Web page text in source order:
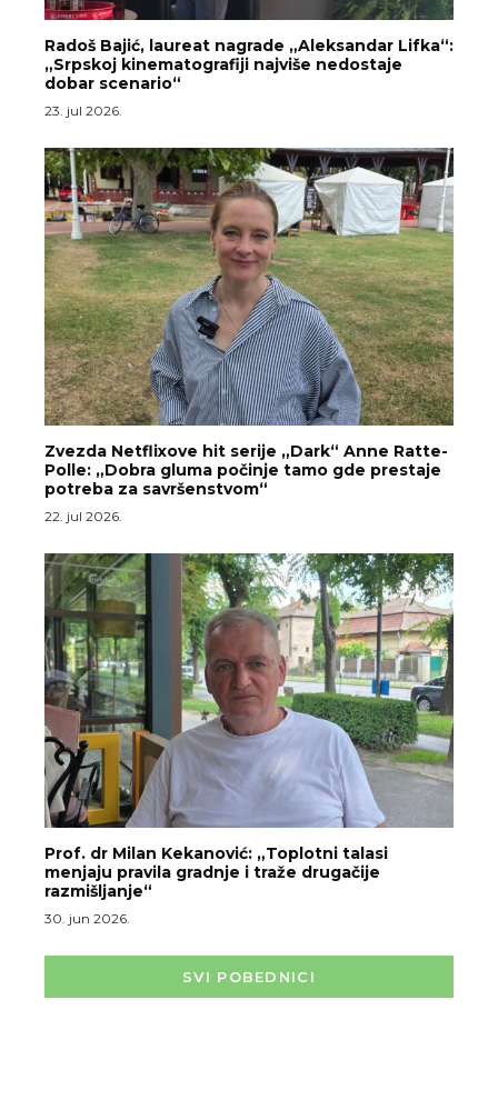
Radoš Bajić, laureat nagrade „Aleksandar Lifka“:
„Srpskoj kinematografiji najviše nedostaje
dobar scenario“
23. jul 2026.
Zvezda Netflixove hit serije „Dark“ Anne Ratte-
Polle: „Dobra gluma počinje tamo gde prestaje
potreba za savršenstvom“
22. jul 2026.
Prof. dr Milan Kekanović: „Toplotni talasi
menjaju pravila gradnje i traže drugačije
razmišljanje“
30. jun 2026.
SVI POBEDNICI